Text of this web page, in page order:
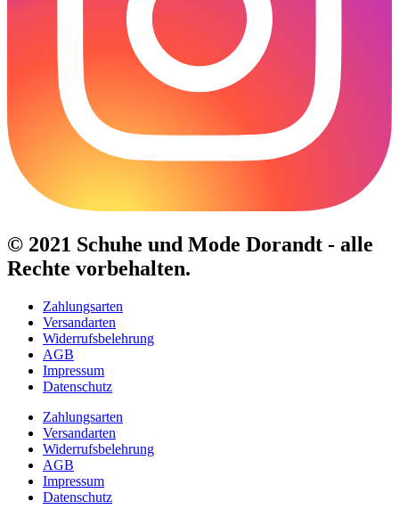
© 2021 Schuhe und Mode Dorandt - alle
Rechte vorbehalten.
Zahlungsarten
Versandarten
Widerrufsbelehrung
AGB
Impressum
Datenschutz
Zahlungsarten
Versandarten
Widerrufsbelehrung
AGB
Impressum
Datenschutz